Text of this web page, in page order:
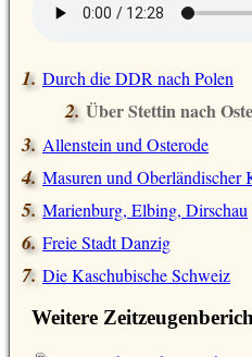
Durch die DDR nach Polen
Über Stettin nach
Allenstein und Osterode
Masuren und Oberländischer
Marienburg, Elbing, Dirschau
Freie Stadt Danzig
Die Kaschubische Schweiz
Weitere